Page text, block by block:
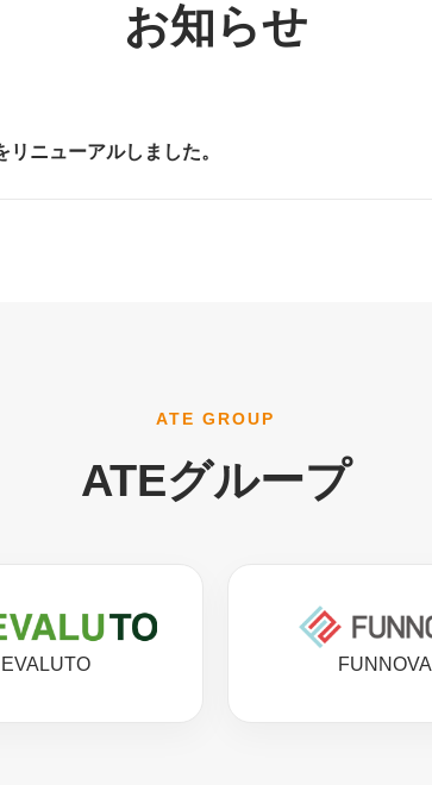
お知らせ
リニューアルしました。
ATE GROUP
ATEグループ
EVALUTO FUNNOVA